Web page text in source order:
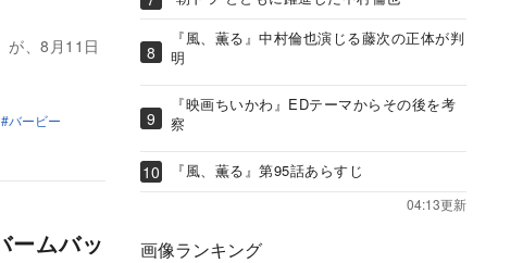
が、8月11日
バービー
ームバッ
『風、薫る』中村倫也演じる藤次の正体が判
明
『映画ちいかわ』EDテーマからその後を考
察
『風、薫る』第95話あらすじ
04:13更新
画像ランキング